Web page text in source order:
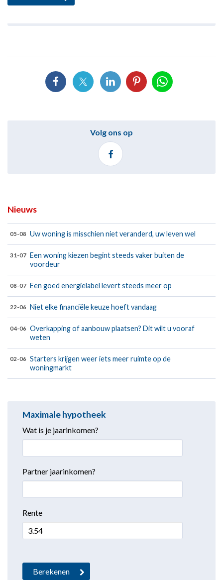
Volg ons op
Nieuws
05-08 Uw woning is misschien niet veranderd, uw leven wel
31-07 Een woning kiezen begint steeds vaker buiten de
voordeur
08-07 Een goed energielabel levert steeds meer op
22-06 Niet elke financiële keuze hoeft vandaag
04-06
Overkapping of aanbouw plaatsen? Dit wilt u vooraf
weten
02-06
Starters krijgen weer iets meer ruimte op de
woningmarkt
Maximale hypotheek
Wat is je jaarinkomen?
Partner jaarinkomen?
Rente